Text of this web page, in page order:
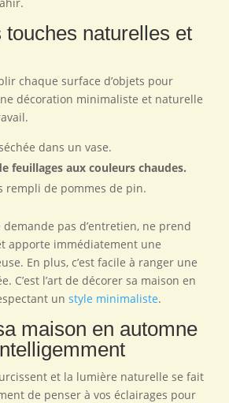
touches naturelles et
chaque surface d’objets pour
décoration minimaliste et naturelle
dans un vase.
feuillages aux couleurs chaudes.
rempli de pommes de pin.
demande pas d’entretien, ne prend
apporte immédiatement une
En plus, c’est facile à ranger une
C’est l’art de décorer sa maison en
un style minimaliste.
maison en automne
et la lumière naturelle se fait
de penser à vos éclairages pour